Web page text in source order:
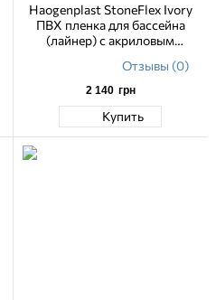
Haogenplast StoneFlex Ivory
ПВХ пленка для бассейна
(лайнер) с акриловым
Отзывы (0)
2 140 грн
Купить